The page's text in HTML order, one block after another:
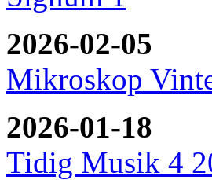
2026-02-05
Mikroskop
2026-01-18
Tidig Musik 4